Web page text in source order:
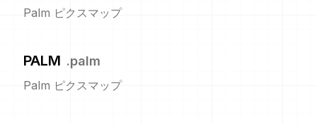
Palm ピクスマップ
PALM .palm
Palm ピクスマップ